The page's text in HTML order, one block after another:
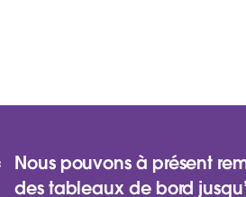
Nous pouvons à présent
des tableaux de bord